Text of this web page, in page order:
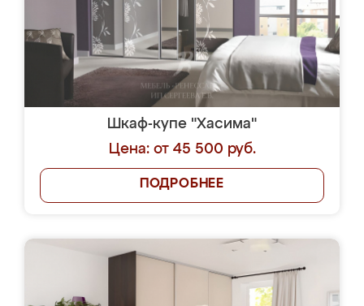
Шкаф-купе "Хасима"
Цена: от 45 500 руб.
ПОДРОБНЕЕ